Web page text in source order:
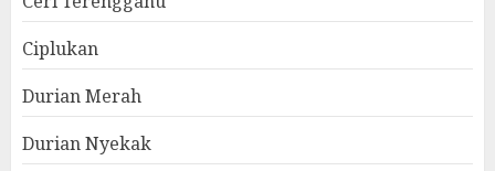
Ciplukan
Durian Merah
Durian Nyekak